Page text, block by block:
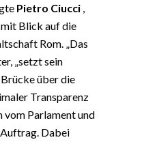
Pietro Ciucci
Blick auf die
Rom. „Das
„setzt sein
über die
Transparenz
Parlament und
Dabei